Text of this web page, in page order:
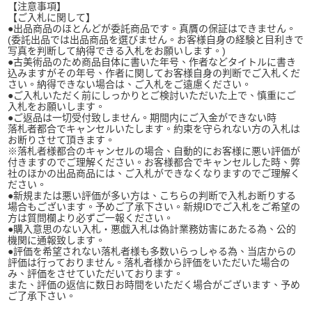
【注意事項】
【ご入札に関して】
●出品商品のほとんどが委託商品です。真贋の保証はできません。
(委託出品では出品商品を選びません。お客様自身の経験と目利きで
写真を判断して納得できる入札をお願いします。)
●古美術品のため商品自体に書いた年号、作者などタイトルに書き
込みますがその年号、作者に関してお客様自身の判断でご入札くだ
さい。納得できない場合は、ご入札をご遠慮ください。
●ご入札いただく前にしっかりとご検討いただいた上で、慎重にご
入札をお願いします。
●ご返品は一切受付致しません。期間内にご入金ができない時
落札者都合でキャンセルいたします。約束を守られない方の入札は
お断りさせて頂きます。
※落札者様都合のキャンセルの場合、自動的にお客様に悪い評価が
付きますのでご理解ください。お客様都合でキャンセルした時、弊
社のほかの出品商品には、ご入札ができなくなりますのでご理解く
ださい。
●新規または悪い評価が多い方は、こちらの判断で入札お断りする
場合もございます。予めご了承下さい。新規IDでご入札をご希望の
方は質問欄より必ずご一報ください。
●購入意思のない入札・悪戯入札は偽計業務妨害にあたる為、公的
機関に通報致します。
●評価を希望されない落札者様も多数いらっしゃる為、当店からの
評価は行っておりません。落札者様から評価をいただいた場合の
み、評価をさせていただいております。
また、評価の返信に数日お時間をいただく場合がございます、予め
ご了承下さい。